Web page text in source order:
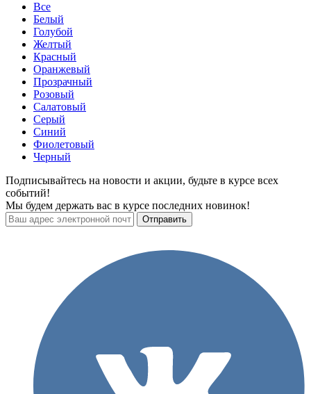
Все
Белый
Голубой
Желтый
Красный
Оранжевый
Прозрачный
Розовый
Салатовый
Серый
Синий
Фиолетовый
Черный
Подписывайтесь на новости и акции, будьте в курсе всех
событий!
Мы будем держать вас в курсе последних новинок!